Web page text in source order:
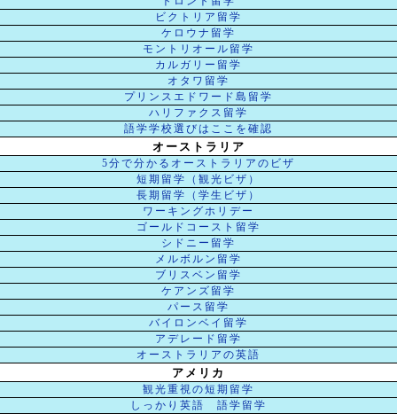
ビクトリア留学
ケロウナ留学
モントリオール留学
カルガリー留学
オタワ留学
プリンスエドワード島留学
ハリファクス留学
語学学校選びはここを確認
オーストラリア
5分で分かるオーストラリアのビザ
短期留学（観光ビザ）
長期留学（学生ビザ）
ワーキングホリデー
ゴールドコースト留学
シドニー留学
メルボルン留学
ブリスベン留学
ケアンズ留学
パース留学
バイロンベイ留学
アデレード留学
オーストラリアの英語
アメリカ
観光重視の短期留学
しっかり英語 語学留学